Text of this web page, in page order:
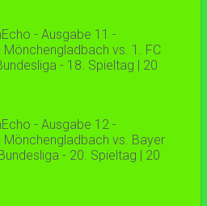
- Ausgabe 11 -
vs. 1. FC
- 18. Spieltag | 20
- Ausgabe 12 -
vs. Bayer
- 20. Spieltag | 20